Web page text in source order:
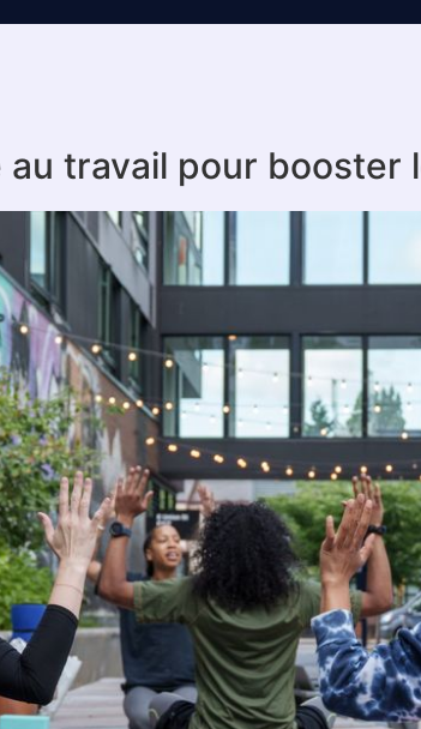
travail pour